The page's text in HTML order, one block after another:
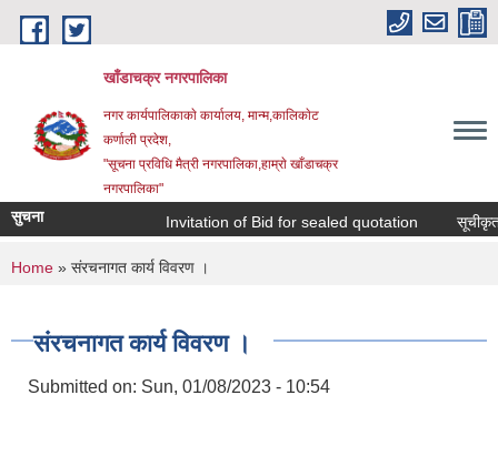
Skip to main content
खाँडाचक्र नगरपालिका
नगर कार्यपालिकाकाे कार्यालय, मान्म,कालिकाेट
क‍र्णाली प्रदेश,
"सूचना प्रविधि मैत्री नगरपालिका,हाम्राे खाँडाचक्र
नगरपालिका"
सुचना Invitation of Bid for sealed quotation सूचीकृत
You are here
Home » स‌ंरचनागत कार्य विवरण ।
स‌ंरचनागत कार्य विवरण ।
Submitted on: Sun, 01/08/2023 - 10:54